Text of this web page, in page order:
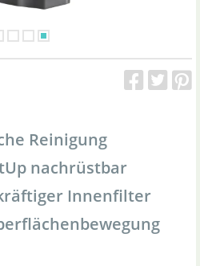
Reinigung
nachrüstbar
Innenfilter